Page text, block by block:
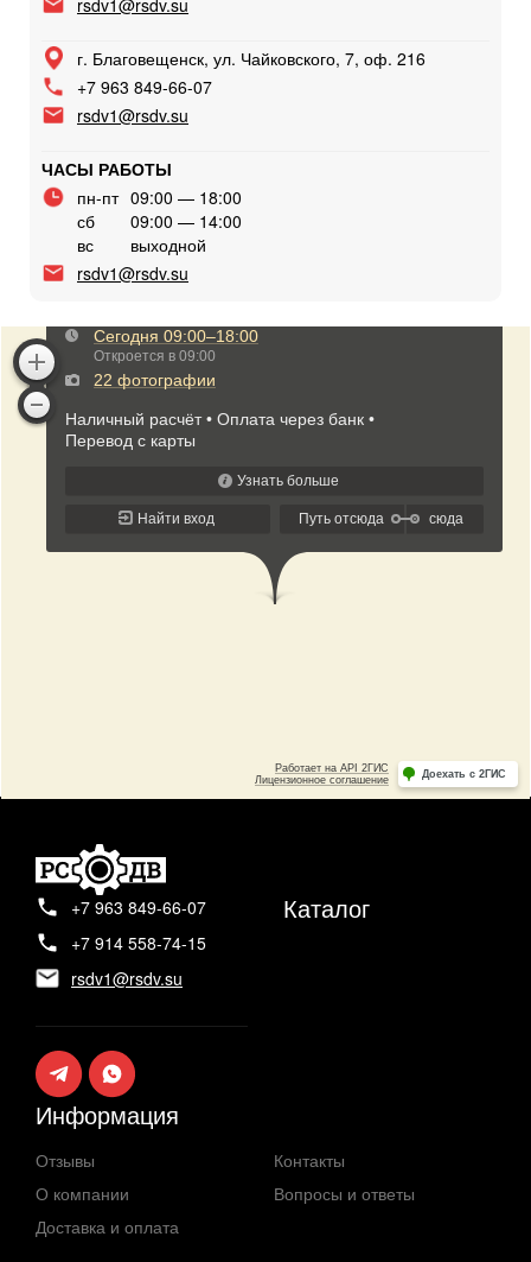
rsdv1@rsdv.su
г. Благовещенск, ул. Чайковского, 7, оф. 216
+7 963 849-66-07
rsdv1@rsdv.su
ЧАСЫ РАБОТЫ
пн-пт 09:00 — 18:00
сб
09:00 — 14:00
вс
выходной
rsdv1@rsdv.su
+7 963 849-66-07
+7 914 558-74-15
rsdv1@rsdv.su
Каталог
Информация
Отзывы
О компании
Доставка и оплата
Контакты
Вопросы и ответы